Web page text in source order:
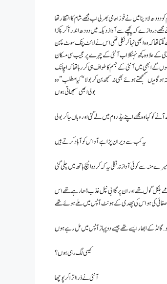
لا دینا میں نے فورًا حامی بھر لی اب مجھے شام کا انتظار تھا
دروازے کہ پچھے سے آواز دیکہ میں دودھ اندر آ کرپکڑا
تھا کہ وہ ابھی نہا کر نکلی تھی اس نے لائٹ پنک سوٹ پہن
کے علاوہ کچھ نہنکلا اب آنٹی کے چہرے پر عجیب سی مسکان
۳۴ کے ہوں گے ابھی میں آنٹی کے جسم کا طواف ہی کر رہا تھا کہ اچانک
گا میںسمجھتے ہوئے بھی نہ سمجھ بن کر بولا “کیا مطلب”وہ
بولی ابھی سمجھاتی ہوں
کو کہا وہ مجھے اپنے بیڈ روم میں لے گئی اور وہاں جا کر بولی
یہ کب سے ویران پڑا ہے آو اس کو آباد کرتے ہیں
میرے منہ سے کوئی آواز نہ نکلی یہ کہ کر وہ اٹیچ باتھ میں چلی گئی
ممے بلکل گول تھے اور ان پر گلابی نپل غذب ڈھا رہے تھے اس
ہی صفائی کی ہو اس کی پھدی کے ہونٹ آپس میں ملے ہوئے تھے
کیسی لگ رہی ہوں ؟
آنٹی نے ذرا اترا کر پوچھا